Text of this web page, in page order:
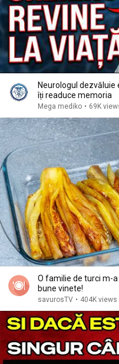
Neurologul dezvăluie
îți readuce memoria
Mega mediko • 69K
O familie de turci m-
bune vinete!
savurosTV • 404K views